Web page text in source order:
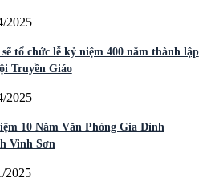
2025
sẽ tổ chức lễ kỷ niệm 400 năm thành lập
Truyền Giáo
2025
10 Năm Văn Phòng Gia Đình
Vinh Sơn
2025